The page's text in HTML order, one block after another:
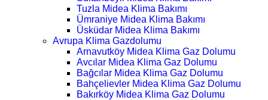
Tuzla Midea Klima Bakımı
Ümraniye Midea Klima Bakımı
Üsküdar Midea Klima Bakımı
Avrupa Klima Gazdolumu
Arnavutköy Midea Klima Gaz Dolumu
Avcılar Midea Klima Gaz Dolumu
Bağcılar Midea Klima Gaz Dolumu
Bahçelievler Midea Klima Gaz Dolumu
Bakırköy Midea Klima Gaz Dolumu